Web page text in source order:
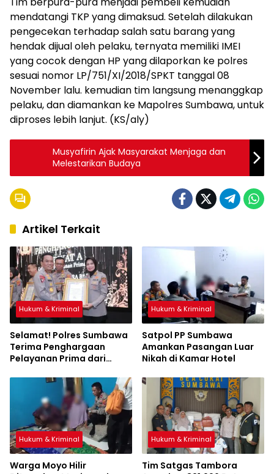
mendatangi TKP yang dimaksud. Setelah dilakukan
pengecekan terhadap salah satu barang yang
hendak dijual oleh pelaku, ternyata memiliki IMEI
yang cocok dengan HP yang dilaporkan ke polres
sesuai nomor LP/751/XI/2018/SPKT tanggal 08
November lalu. kemudian tim langsung menanggkap
pelaku, dan diamankan ke Mapolres Sumbawa, untuk
diproses lebih lanjut. (KS/aly)
Musyafirin Ajak Masyarakat Menjaga dan
Melestarikan Budaya
Artikel Terkait
Hukum & Kriminal
Selamat! Polres Sumbawa
Terima Penghargaan
Pelayanan Prima dari
Hukum & Kriminal
Satpol PP Sumbawa
Amankan Pasangan Luar
Nikah di Kamar Hotel
Hukum & Kriminal
Warga Moyo Hilir
Hukum & Kriminal
Tim Satgas Tambora